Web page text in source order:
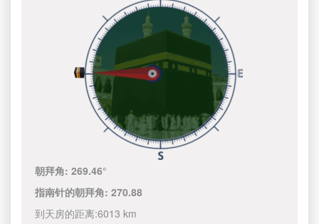
朝拜角:269.46°
指南针的朝拜角:270.88
到天房的距离:6013 km